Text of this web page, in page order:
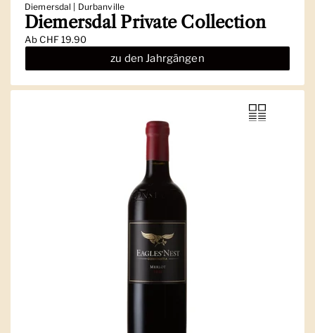
Diemersdal | Durbanville
Diemersdal Private Collection
AbCHF 19.90
zu den Jahrgängen